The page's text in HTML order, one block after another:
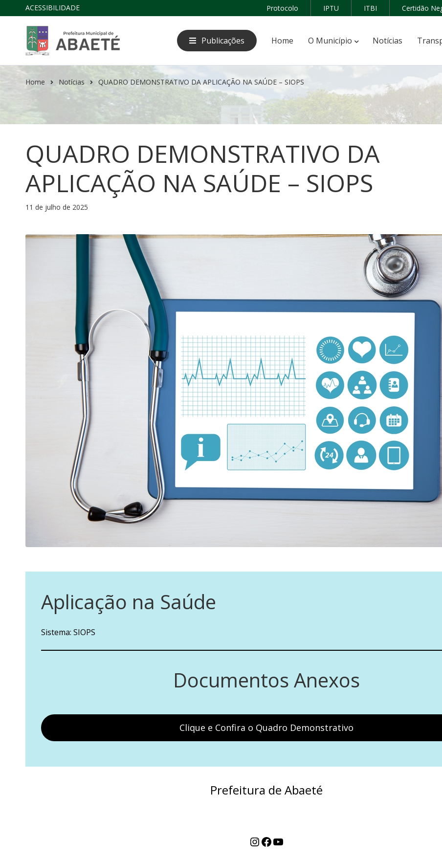
ACESSIBILIDADE Protocolo IPTU ITBI Certidão
Publicações Home O Município Notícias
Home Notícias QUADRO DEMONSTRATIVO DA APLICAÇÃO NA SAÚDE – SIOPS
QUADRO DEMONSTRATIVO DA
APLICAÇÃO NA SAÚDE – SIOPS
11 de julho de 2025
Aplicação na Saúde
Sistema: SIOPS
Documentos Anexos
Clique e Confira o Quadro Demonstrativo
Prefeitura de Abaeté